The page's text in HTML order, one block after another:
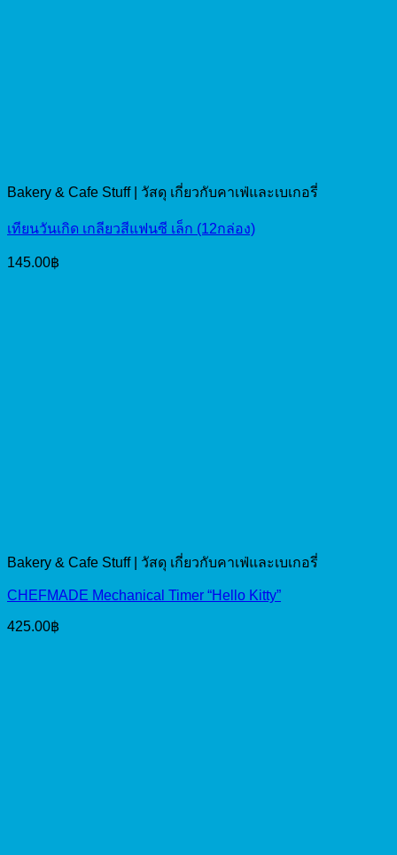
Bakery & Cafe Stuff | วัสดุ เกี่ยวกับคาเฟ่และเบเกอรี่
เทียนวันเกิด เกลียวสีแฟนซี เล็ก (12กล่อง)
145.00฿
Bakery & Cafe Stuff | วัสดุ เกี่ยวกับคาเฟ่และเบเกอรี่
CHEFMADE Mechanical Timer “Hello Kitty”
425.00฿